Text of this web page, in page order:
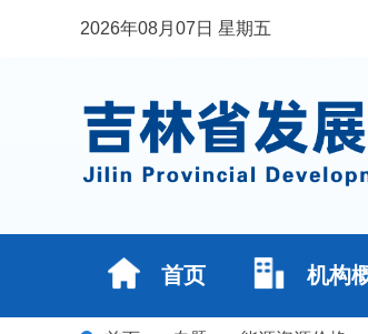
2026年08月07日 星期五
首页 机构